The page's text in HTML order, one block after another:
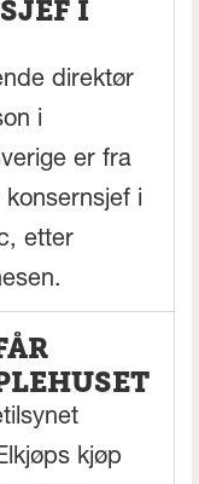
I
direktør
i
er fra
i
etter
kjøp